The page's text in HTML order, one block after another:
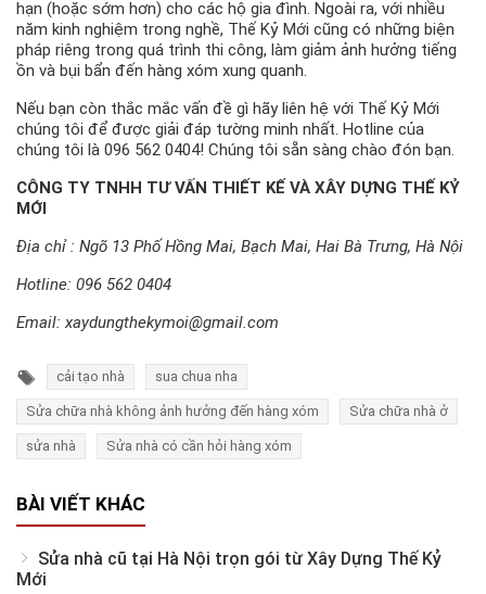
hạn (hoặc sớm hơn) cho các hộ gia đình. Ngoài ra, với nhiều
năm kinh nghiệm trong nghề, Thế Kỷ Mới cũng có những biện
pháp riêng trong quá trình thi công, làm giảm ảnh hưởng tiếng
ồn và bụi bẩn đến hàng xóm xung quanh.
Nếu bạn còn thắc mắc vấn đề gì hãy liên hệ với Thế Kỷ Mới
chúng tôi để được giải đáp tường minh nhất. Hotline của
chúng tôi là 096 562 0404! Chúng tôi sẵn sàng chào đón bạn.
CÔNG TY TNHH TƯ VẤN THIẾT KẾ VÀ XÂY DỰNG THẾ KỶ
MỚI
Địa chỉ : Ngõ 13 Phố Hồng Mai, Bạch Mai, Hai Bà Trưng, Hà Nội
Hotline: 096 562 0404
Email:xaydungthekymoi@gmail.com
cải tạo nhà sua chua nha
Sửa chữa nhà không ảnh hưởng đến hàng xóm Sửa chữa nhà ở
sửa nhà Sửa nhà có cần hỏi hàng xóm
BÀI VIẾT KHÁC
Sửa nhà cũ tại Hà Nội trọn gói từ Xây Dựng Thế Kỷ
Mới